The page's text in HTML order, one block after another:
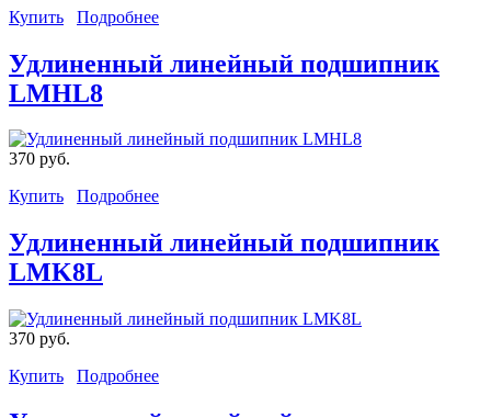
Купить
Подробнее
Удлиненный линейный подшипник
LMHL8
370 руб.
Купить
Подробнее
Удлиненный линейный подшипник
LMK8L
370 руб.
Купить
Подробнее